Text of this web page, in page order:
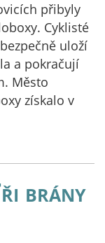
přibyly
Cyklisté
uloží
a pokračují
Město
získalo v
brány